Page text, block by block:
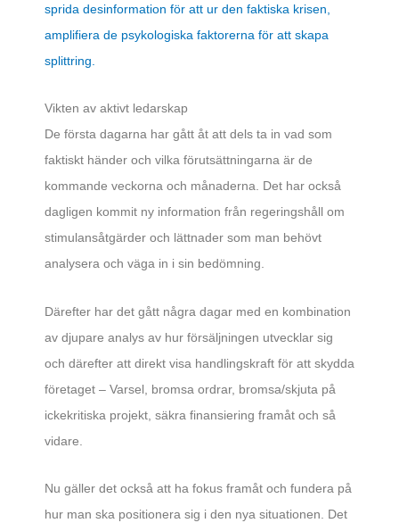
sprida desinformation för att ur den faktiska krisen,
amplifiera de psykologiska faktorerna för att skapa
splittring.
Vikten av aktivt ledarskap
De första dagarna har gått åt att dels ta in vad som
faktiskt händer och vilka förutsättningarna är de
kommande veckorna och månaderna. Det har också
dagligen kommit ny information från regeringshåll om
stimulansåtgärder och lättnader som man behövt
analysera och väga in i sin bedömning.
Därefter har det gått några dagar med en kombination
av djupare analys av hur försäljningen utvecklar sig
och därefter att direkt visa handlingskraft för att skydda
företaget – Varsel, bromsa ordrar, bromsa/skjuta på
ickekritiska projekt, säkra finansiering framåt och så
vidare.
Nu gäller det också att ha fokus framåt och fundera på
hur man ska positionera sig i den nya situationen. Det